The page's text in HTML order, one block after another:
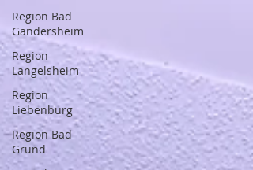
Region Bad
Gandersheim
Region
Langelsheim
Region
Liebenburg
Region Bad
Grund